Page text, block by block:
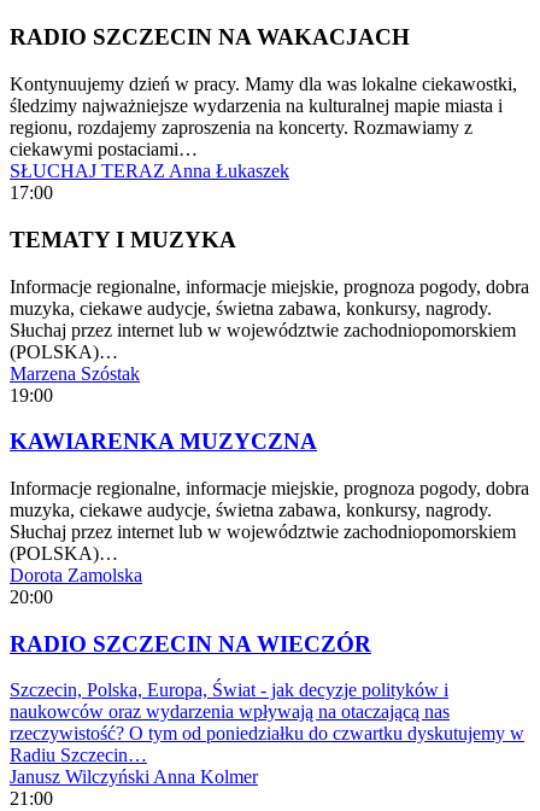
RADIO SZCZECIN NA WAKACJACH
Kontynuujemy dzień w pracy. Mamy dla was lokalne ciekawostki,
śledzimy najważniejsze wydarzenia na kulturalnej mapie miasta i
regionu, rozdajemy zaproszenia na koncerty. Rozmawiamy z
ciekawymi postaciami…
SŁUCHAJ TERAZ Anna Łukaszek
17:00
TEMATY I MUZYKA
Informacje regionalne, informacje miejskie, prognoza pogody, dobra
muzyka, ciekawe audycje, świetna zabawa, konkursy, nagrody.
Słuchaj przez internet lub w województwie zachodniopomorskiem
(POLSKA)…
Marzena Szóstak
19:00
KAWIARENKA MUZYCZNA
Informacje regionalne, informacje miejskie, prognoza pogody, dobra
muzyka, ciekawe audycje, świetna zabawa, konkursy, nagrody.
Słuchaj przez internet lub w województwie zachodniopomorskiem
(POLSKA)…
Dorota Zamolska
20:00
RADIO SZCZECIN NA WIECZÓR
Szczecin, Polska, Europa, Świat - jak decyzje polityków i
naukowców oraz wydarzenia wpływają na otaczającą nas
rzeczywistość? O tym od poniedziałku do czwartku dyskutujemy w
Radiu Szczecin…
Janusz WilczyńskiAnna Kolmer
21:00